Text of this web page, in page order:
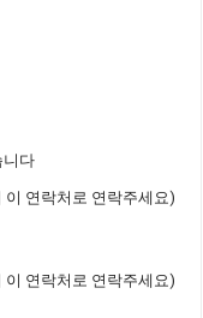
니다
이 연락처로 연락주세요)
이 연락처로 연락주세요)